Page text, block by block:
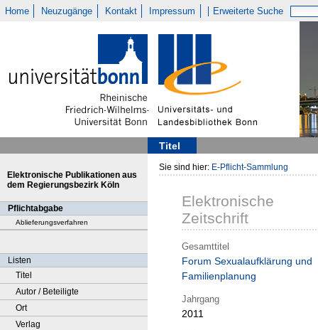
Home Neuzugänge Kontakt Impressum Erweiterte Suche
Titel
Elektronische Publikationen aus
dem Regierungsbezirk Köln
Pflichtabgabe
Ablieferungsverfahren
Listen
Titel
Autor / Beteiligte
Ort
Verlag
Sie sind hier: E-Pflicht-Sammlung
Elektronische
Zeitschrift
Gesamttitel
Forum Sexualaufklärung und
Familienplanung
Jahrgang
2011